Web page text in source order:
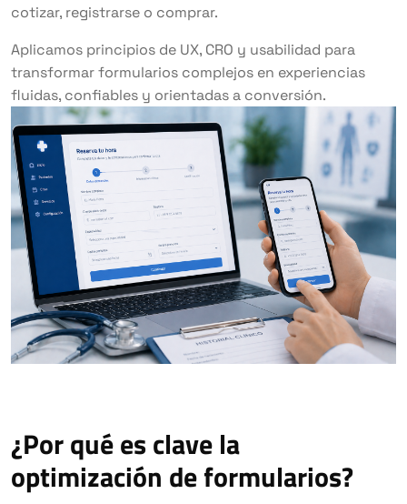
cotizar, registrarse o comprar.
Aplicamos principios de UX, CRO y usabilidad para
transformar formularios complejos en experiencias
fluidas, confiables y orientadas a conversión.
¿Por qué es clave la
optimización de formularios?